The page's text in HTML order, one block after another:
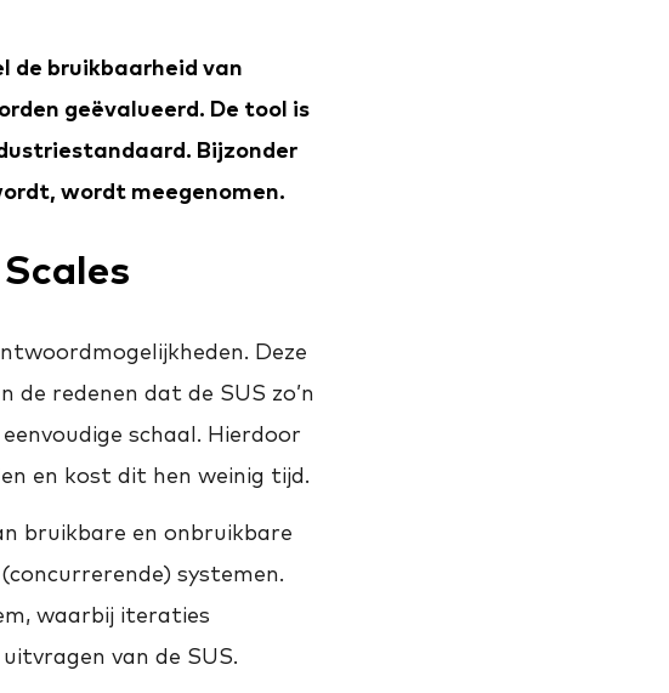
de bruikbaarheid van
geëvalueerd. De tool is
Bijzonder
wordt meegenomen.
Deze
redenen dat de SUS zo’n
schaal. Hierdoor
en kost dit hen weinig tijd.
bruikbare en onbruikbare
systemen.
waarbij iteraties
van de SUS.